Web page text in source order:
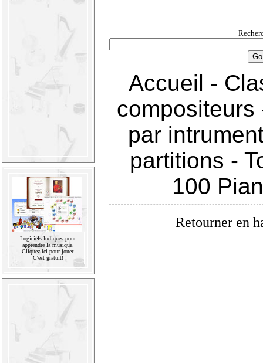
Logiciels ludiques pour
apprendre la musique.
Cliquez ici pour jouer.
C'est gratuit!
Accueil -
compositeurs
par
partitions -
100
Retourner en